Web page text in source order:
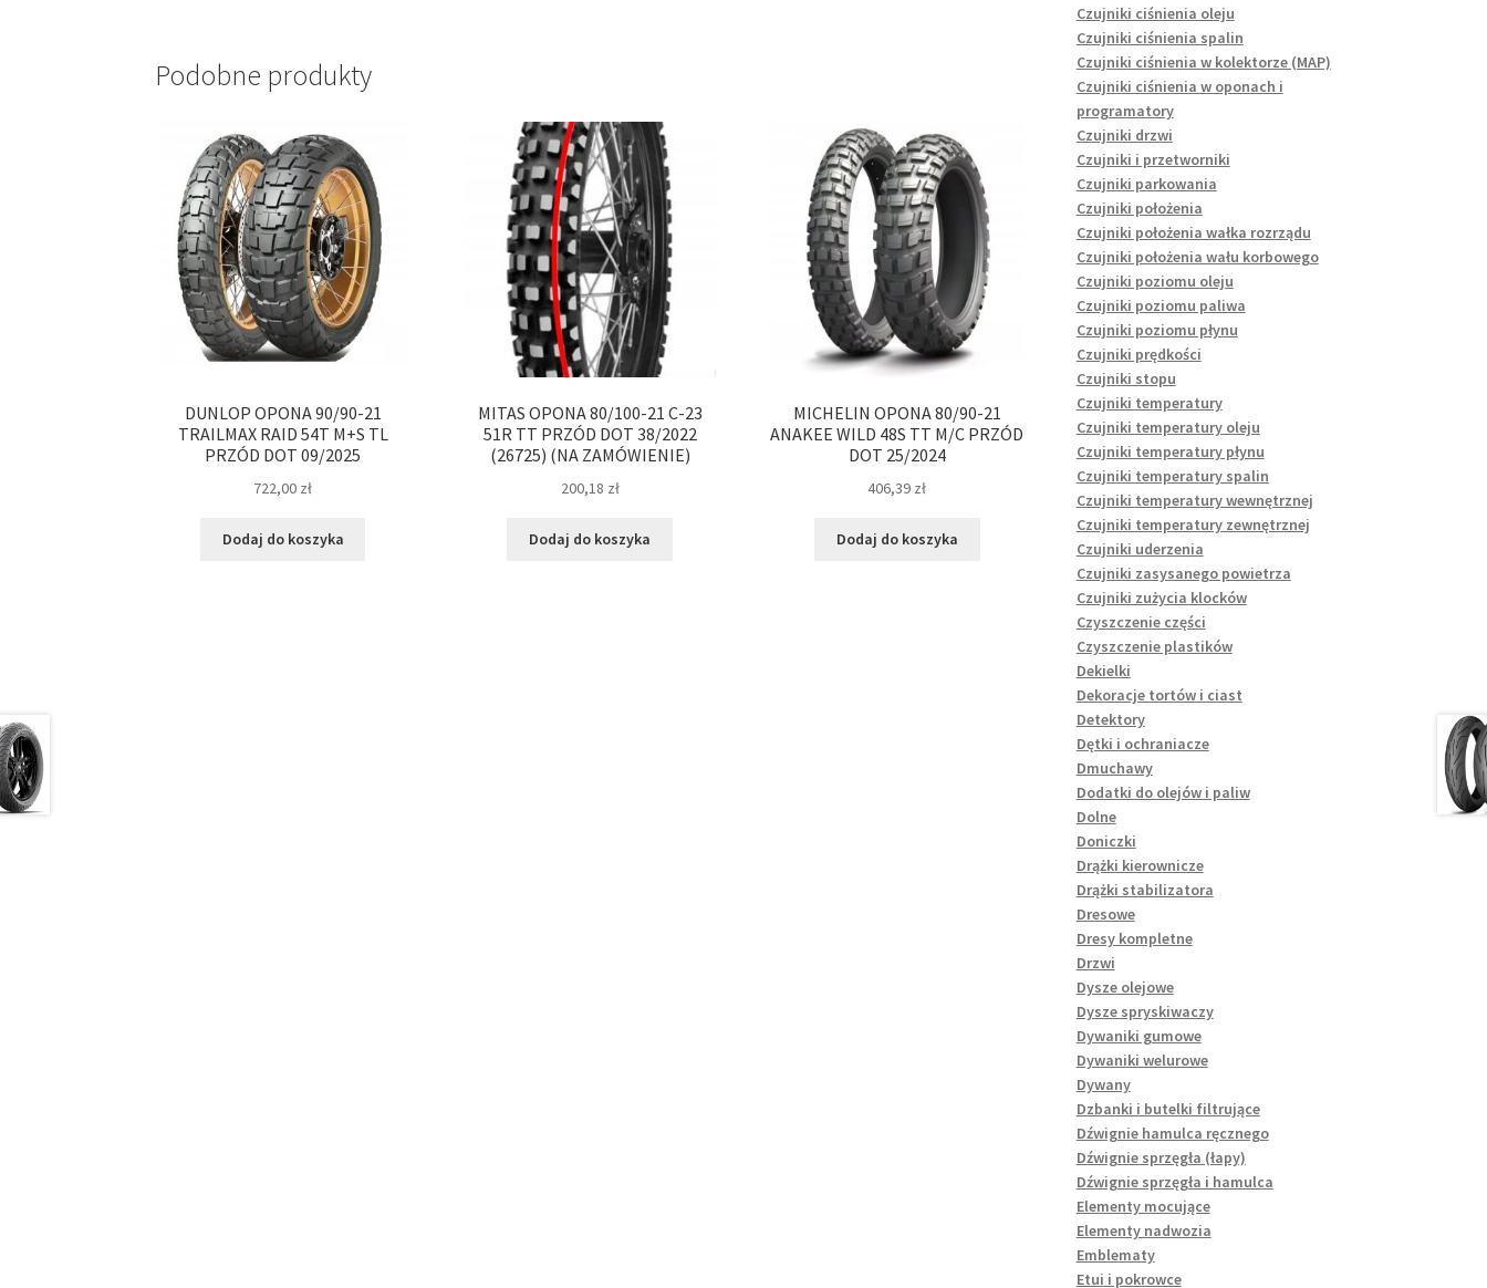
Podobne produkty
DUNLOP OPONA 90/90-21
TRAILMAX RAID 54T M+S TL
PRZÓD DOT 09/2025
722,00 zł
Dodaj do koszyka
MITAS OPONA 80/100-21 C-23
51R TT PRZÓD DOT 38/2022
(26725) (NA ZAMÓWIENIE)
200,18 zł
Dodaj do koszyka
MICHELIN OPONA 80/90-21
ANAKEE WILD 48S TT M/C PRZÓD
DOT 25/2024
406,39 zł
Dodaj do koszyka
Czujniki ciśnienia oleju
Czujniki ciśnienia spalin
Czujniki ciśnienia w kolektorze (MAP)
Czujniki ciśnienia w oponach i
programatory
Czujniki drzwi
Czujniki i przetworniki
Czujniki parkowania
Czujniki położenia
Czujniki położenia wałka rozrządu
Czujniki położenia wału korbowego
Czujniki poziomu oleju
Czujniki poziomu paliwa
Czujniki poziomu płynu
Czujniki prędkości
Czujniki stopu
Czujniki temperatury
Czujniki temperatury oleju
Czujniki temperatury płynu
Czujniki temperatury spalin
Czujniki temperatury wewnętrznej
Czujniki temperatury zewnętrznej
Czujniki uderzenia
Czujniki zasysanego powietrza
Czujniki zużycia klocków
Czyszczenie części
Czyszczenie plastików
Dekielki
Dekoracje tortów i ciast
Detektory
Dętki i ochraniacze
Dmuchawy
Dodatki do olejów i paliw
Dolne
Doniczki
Drążki kierownicze
Drążki stabilizatora
Dresowe
Dresy kompletne
Drzwi
Dysze olejowe
Dysze spryskiwaczy
Dywaniki gumowe
Dywaniki welurowe
Dywany
Dzbanki i butelki filtrujące
Dźwignie hamulca ręcznego
Dźwignie sprzęgła (łapy)
Dźwignie sprzęgła i hamulca
Elementy mocujące
Elementy nadwozia
Emblematy
Etui i pokrowce